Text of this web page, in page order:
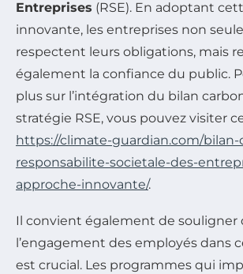
Entreprises (RSE). En adoptant
innovante, les entreprises non
respectent leurs obligations, mais
également la confiance du public.
plus sur l’intégration du bilan
stratégie RSE, vous pouvez visiter
https://climate-guardian.com/
responsabilite-societale-des-
approche-innovante/.
Il convient également de souligner
l’engagement des employés dans
est crucial. Les programmes qui